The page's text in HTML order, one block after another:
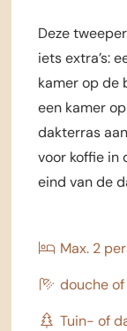
Deze
iets extra’s:
kamer op de
een kamer
dakterras
voor koffie in
eind van de
Max. 2
douche
Tuin- of